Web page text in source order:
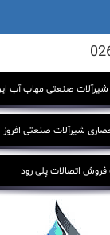
شیرآلات صنعتی مهاب آب
شیرآلات صنعتی افروز
فروش اتصالات پلی رود